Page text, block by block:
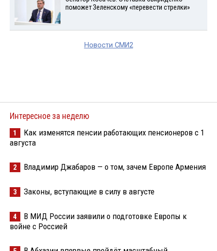
поможет Зеленскому «перевести стрелки»
Новости СМИ2
Интересное за неделю
1
Как изменятся пенсии работающих пенсионеров с 1
августа
2 Владимир Джабаров — о том, зачем Европе Армения
3 Законы, вступающие в силу в августе
4
В МИД России заявили о подготовке Европы к
войне с Россией